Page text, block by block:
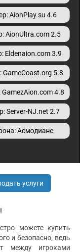
AionPlay.su 4.6
AionUltra.com 2.5
Eldenaion.com 3.9
GameCoast.org 5.8
GamezAion.com 4.8
Server-NJ.net 2.7
Асмодиане
услуги
можете купить
и безопасно, ведь
между игроками